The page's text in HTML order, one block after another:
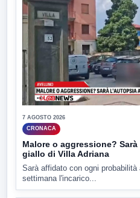
7 AGOSTO 2026
CRONACA
Malore o aggressione?
giallo di Villa Adriana
Sarà affidato con ogni
settimana l'incarico...